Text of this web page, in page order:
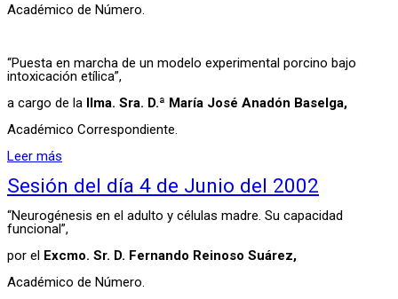
Académico de Número.
“Puesta en marcha de un modelo experimental porcino bajo
intoxicación etílica”,
a cargo de la Ilma. Sra. D.ª María José Anadón Baselga,
Académico Correspondiente.
Leer más
Sesión del día 4 de Junio del 2002
“Neurogénesis en el adulto y células madre. Su capacidad
funcional”,
por el Excmo. Sr. D. Fernando Reinoso Suárez,
Académico de Número.